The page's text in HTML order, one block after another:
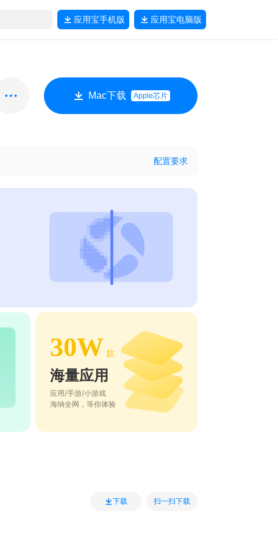
应用宝手机版 应用宝电脑版
Mac下载 Apple芯片
配置要求
30W 款
海量应用
应用/手游/小游戏
海纳全网，等你体验
下载 扫一扫下载